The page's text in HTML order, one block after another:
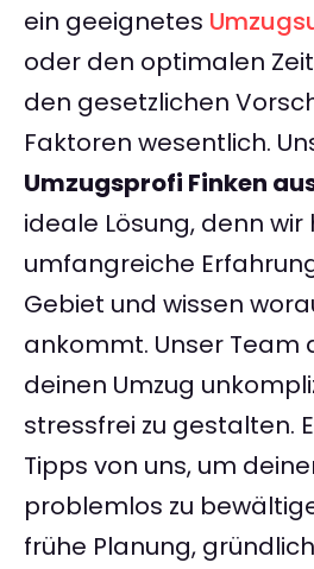
ein geeignetes
oder den optimalen
den gesetzlichen
Faktoren wesentlich.
Umzugsprofi Finken
ideale Lösung, denn wir
umfangreiche
Gebiet und wissen
ankommt. Unser Team
deinen Umzug
stressfrei zu gestalten.
Tipps von uns, um
problemlos zu
frühe Planung,